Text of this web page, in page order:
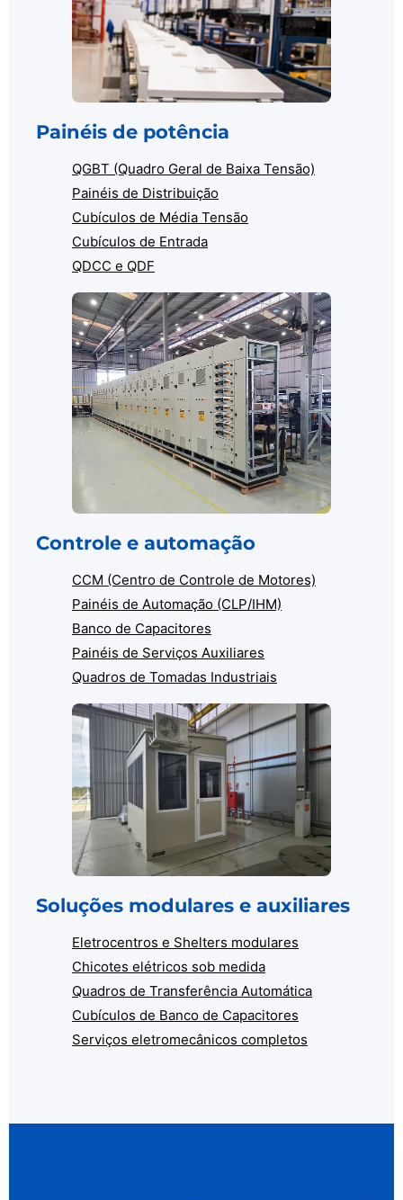
Painéis de potência
QGBT (Quadro Geral de Baixa Tensão)
Painéis de Distribuição
Cubículos de Média Tensão
Cubículos de Entrada
QDCC e QDF
Controle e automação
CCM (Centro de Controle de Motores)
Painéis de Automação (CLP/IHM)
Banco de Capacitores
Painéis de Serviços Auxiliares
Quadros de Tomadas Industriais
Soluções modulares e auxiliares
Eletrocentros e Shelters modulares
Chicotes elétricos sob medida
Quadros de Transferência Automática
Cubículos de Banco de Capacitores
Serviços eletromecânicos completos